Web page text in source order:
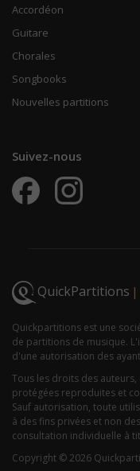
Accordéon
Guitare
Chorales
Songbooks
Nouvelles partitions
Suivez-nous
QuickPartitions |
Quickpartitions est une
de partitions de musique.
d'une autorisation des
Tous les droits des
protégées reproduites et
Sauf autorisation, toute
à des fins privées et non
consultation individuelle à
Copyright © 2026